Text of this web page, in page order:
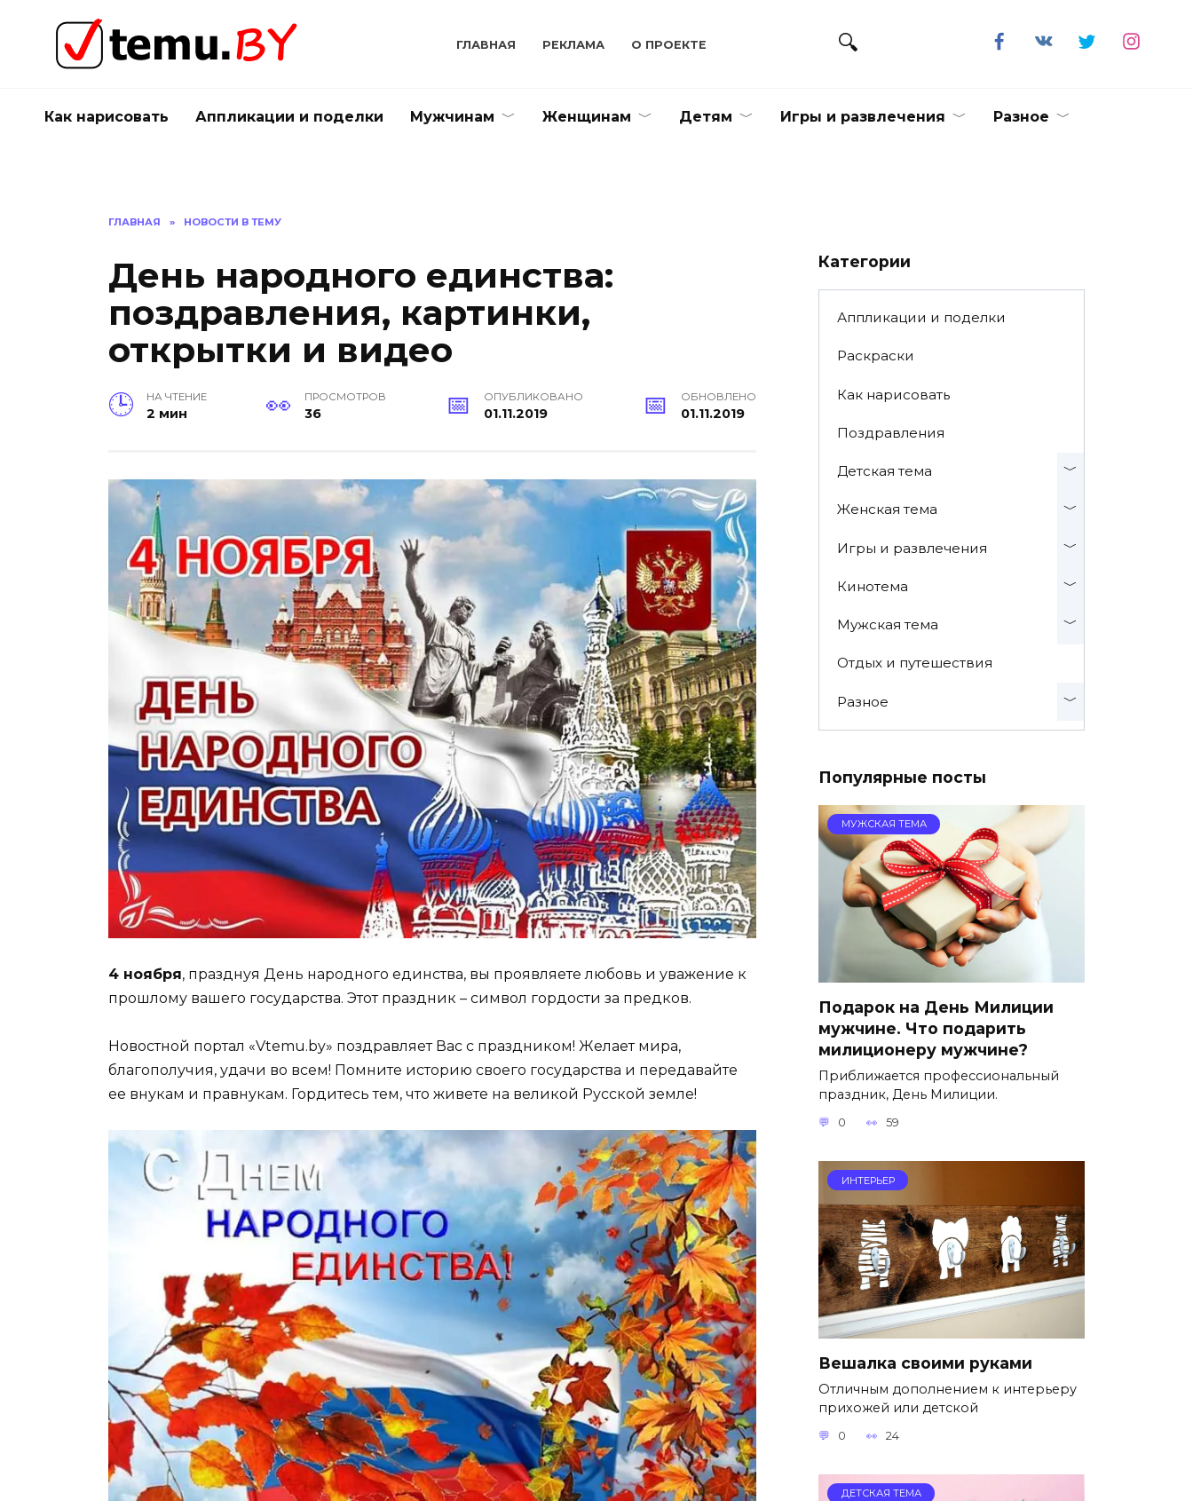
содержанию
ГЛАВНАЯ РЕКЛАМА О ПРОЕКТЕ
Как нарисовать Аппликации и поделки Мужчинам Женщинам Детям Игры и развлечения Разное
ГЛАВНАЯ » НОВОСТИ В ТЕМУ
День народного единства:
поздравления, картинки,
открытки и видео
НА ЧТЕНИЕ
2 мин
ПРОСМОТРОВ
36
ОПУБЛИКОВАНО
01.11.2019
ОБНОВЛЕНО
01.11.2019
4 ноября, празднуя День народного единства, вы проявляете любовь и уважение к
прошлому вашего государства. Этот праздник – символ гордости за предков.
Новостной портал «Vtemu.by» поздравляет Вас с праздником! Желает мира,
благополучия, удачи во всем! Помните историю своего государства и передавайте
ее внукам и правнукам. Гордитесь тем, что живете на великой Русской земле!
Категории
Аппликации и поделки
Раскраски
Как нарисовать
Поздравления
Детская тема
Женская тема
Игры и развлечения
Кинотема
Мужская тема
Отдых и путешествия
Разное
Популярные посты
МУЖСКАЯ ТЕМА
Подарок на День Милиции
мужчине. Что подарить
милиционеру мужчине?
Приближается профессиональный
праздник, День Милиции.
0 59
ИНТЕРЬЕР
Вешалка своими руками
Отличным дополнением к интерьеру
прихожей или детской
0 24
ДЕТСКАЯ ТЕМА